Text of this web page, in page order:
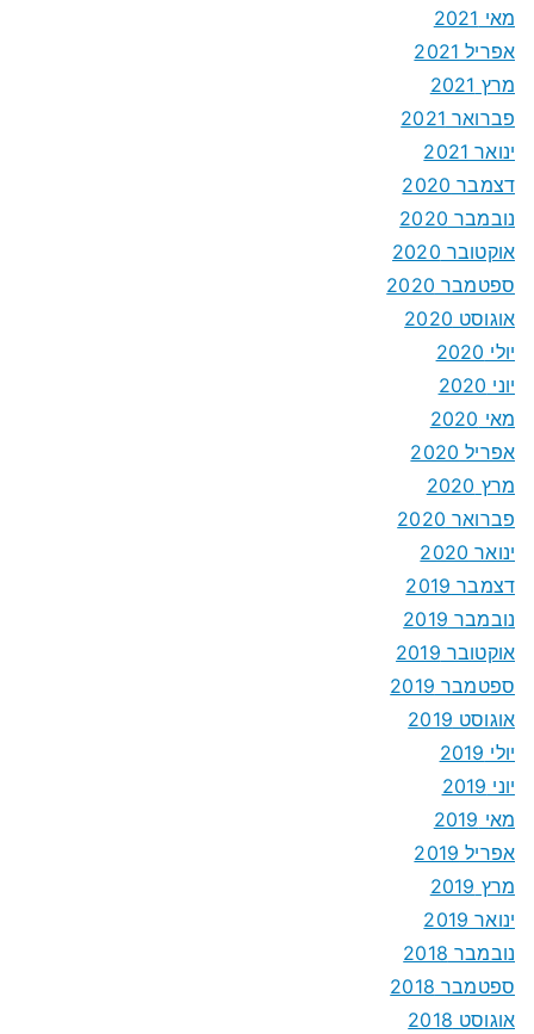
מאי 2021
אפריל 2021
מרץ 2021
פברואר 2021
ינואר 2021
דצמבר 2020
נובמבר 2020
אוקטובר 2020
ספטמבר 2020
אוגוסט 2020
יולי 2020
יוני 2020
מאי 2020
אפריל 2020
מרץ 2020
פברואר 2020
ינואר 2020
דצמבר 2019
נובמבר 2019
אוקטובר 2019
ספטמבר 2019
אוגוסט 2019
יולי 2019
יוני 2019
מאי 2019
אפריל 2019
מרץ 2019
ינואר 2019
נובמבר 2018
ספטמבר 2018
אוגוסט 2018